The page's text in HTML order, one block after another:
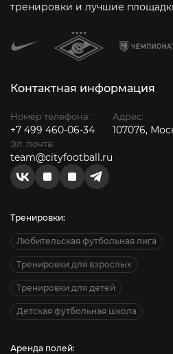
тренировки и лучшие
Контактная информация
Номер телефона:
+7 499 460-06-34
Эл. почта:
team@cityfootball.ru
Адрес:
107076,
Тренировки:
Любительская футбольная лига
Тренировки для взрослых
Тренировки для детей
Детская футбольная школа
Аренда полей: